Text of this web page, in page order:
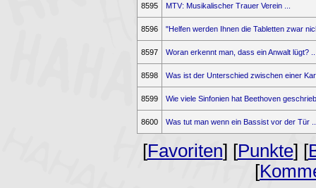
8595 MTV: Musikalischer Trauer Verein ...
8596 "Helfen werden Ihnen die Tabletten zwar
8597 Woran erkennt man, dass ein Anwalt lügt?
8598 Was ist der Unterschied zwischen einer
8599 Wie viele Sinfonien hat Beethoven
8600 Was tut man wenn ein Bassist vor der Tür
[Favoriten] [Punkte] [
[